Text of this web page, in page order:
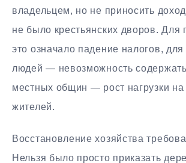
владельцем, но не приносить
не было крестьянских дворов. Для
это означало падение налогов,
людей — невозможность
местных общин — рост нагрузки на
жителей.
Восстановление хозяйства
Нельзя было просто приказать